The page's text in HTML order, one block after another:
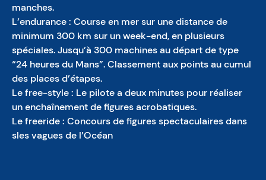
manches.
L’endurance : Course en mer sur une distance de
minimum 300 km sur un week-end, en plusieurs
spéciales. Jusqu’à 300 machines au départ de type
“24 heures du Mans”. Classement aux points au cumul
des places d’étapes.
Le free-style : Le pilote a deux minutes pour réaliser
un enchaînement de figures acrobatiques.
Le freeride : Concours de figures spectaculaires dans
sles vagues de l’Océan